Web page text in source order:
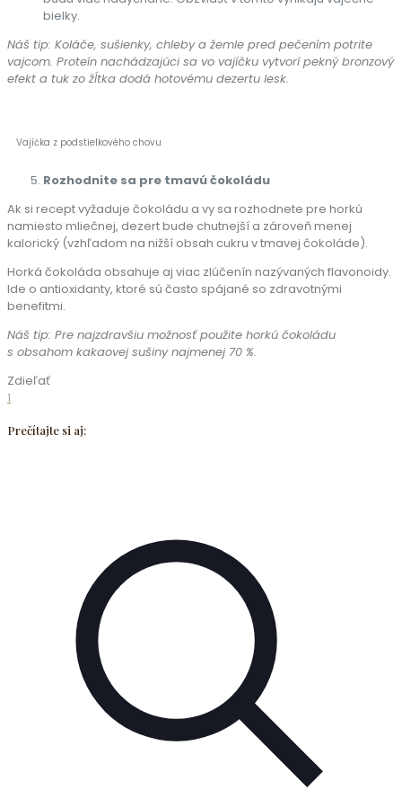
bielky.
Náš tip: Koláče, sušienky, chleby a žemle pred pečením potrite
vajcom. Proteín nachádzajúci sa vo vajíčku vytvorí pekný bronzový
efekt a tuk zo žĺtka dodá hotovému dezertu lesk.
Vajíčka z podstielkového chovu
Rozhodnite sa pre tmavú čokoládu
Ak si recept vyžaduje čokoládu a vy sa rozhodnete pre horkú
namiesto mliečnej, dezert bude chutnejší a zároveň menej
kalorický (vzhľadom na nižší obsah cukru v tmavej čokoláde).
Horká čokoláda obsahuje aj viac zlúčenín nazývaných flavonoidy.
Ide o antioxidanty, ktoré sú často spájané so zdravotnými
benefitmi.
Náš tip: Pre najzdravšiu možnosť použite horkú čokoládu
s obsahom kakaovej sušiny najmenej 70 %.
Zdieľať
1
Prečítajte si aj: